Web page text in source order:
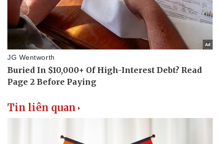
Tin liên quan